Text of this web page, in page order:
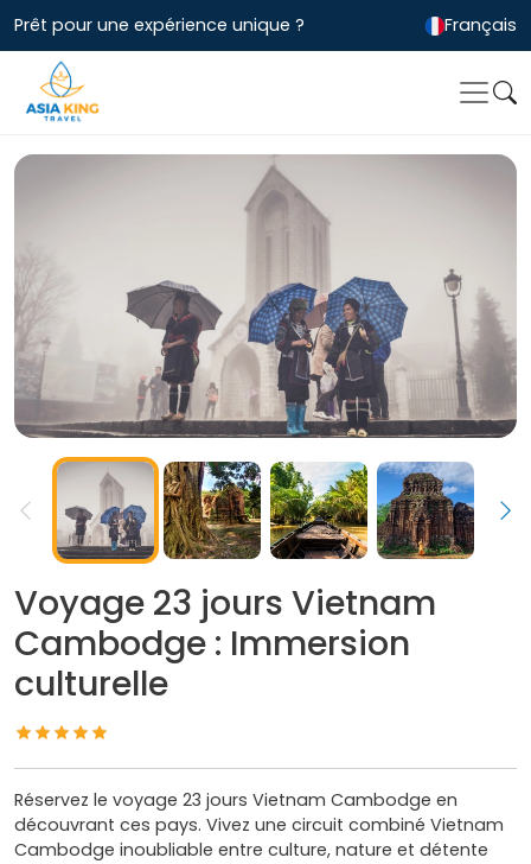
Prêt pour une expérience unique ? Français
Voyage 23 jours Vietnam
Cambodge : Immersion
culturelle
Réservez le voyage 23 jours Vietnam Cambodge en
découvrant ces pays. Vivez une circuit combiné Vietnam
Cambodge inoubliable entre culture, nature et détente